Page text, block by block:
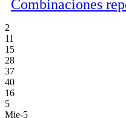
Combinaciones
2
11
15
28
37
40
16
5
Mie-5